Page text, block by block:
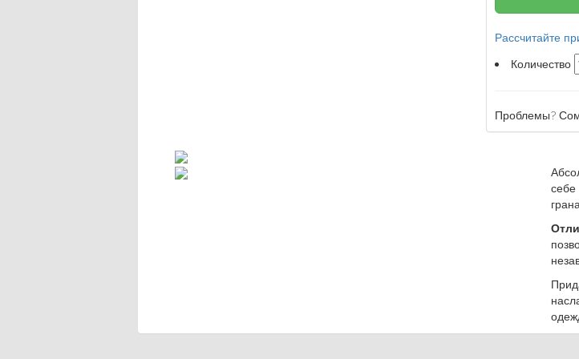
Рассчитайте
Количество
Проблемы?
себе